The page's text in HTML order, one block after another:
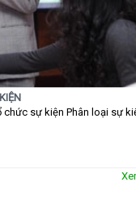
chức sự kiện Phân loại sự